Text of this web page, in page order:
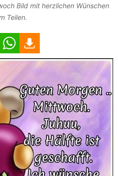
Bild mit herzlichen Wünschen
Teilen.